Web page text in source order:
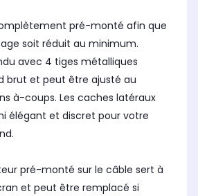
pré-monté afin que
soit réduit au minimum.
avec 4 tiges métalliques
brut et peut être ajusté au
à-coups. Les caches latéraux
élégant et discret pour votre
pré-monté sur le câble sert à
et peut être remplacé si